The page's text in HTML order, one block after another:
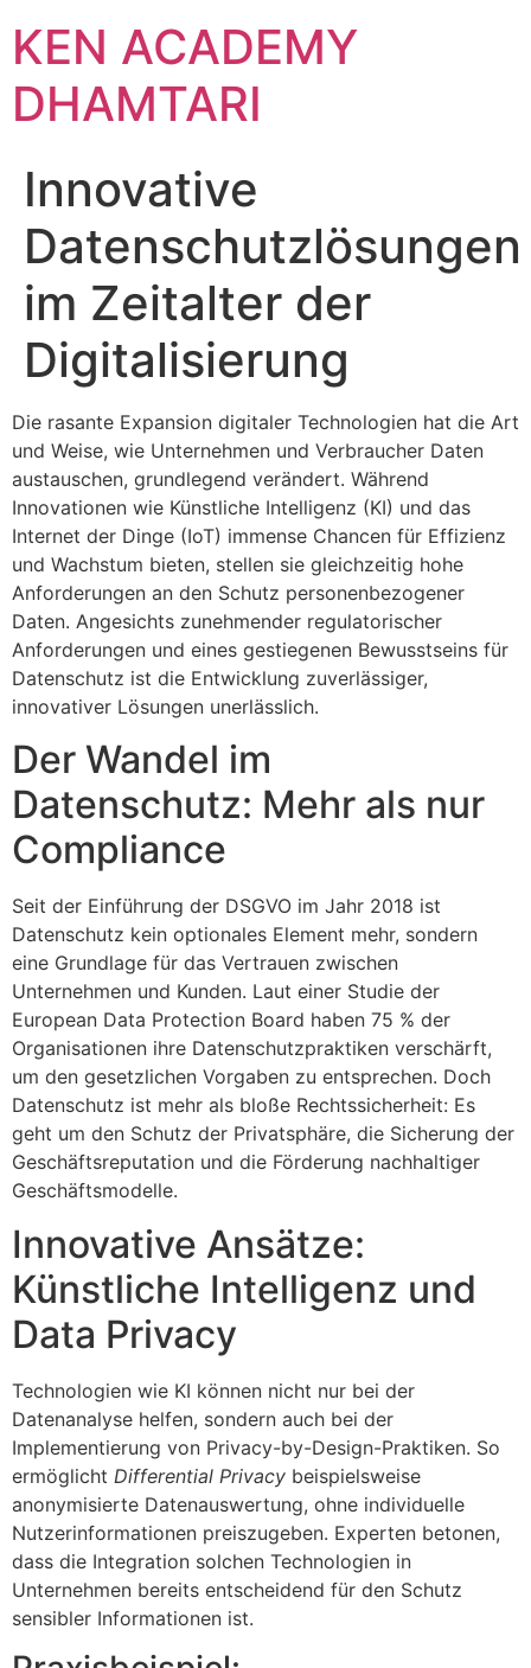
KEN ACADEMY
DHAMTARI
Innovative
Datenschutzlösungen
im Zeitalter der
Digitalisierung
Die rasante Expansion digitaler Technologien hat die Art
und Weise, wie Unternehmen und Verbraucher Daten
austauschen, grundlegend verändert. Während
Innovationen wie Künstliche Intelligenz (KI) und das
Internet der Dinge (IoT) immense Chancen für Effizienz
und Wachstum bieten, stellen sie gleichzeitig hohe
Anforderungen an den Schutz personenbezogener
Daten. Angesichts zunehmender regulatorischer
Anforderungen und eines gestiegenen Bewusstseins für
Datenschutz ist die Entwicklung zuverlässiger,
innovativer Lösungen unerlässlich.
Der Wandel im
Datenschutz: Mehr als nur
Compliance
Seit der Einführung der DSGVO im Jahr 2018 ist
Datenschutz kein optionales Element mehr, sondern
eine Grundlage für das Vertrauen zwischen
Unternehmen und Kunden. Laut einer Studie der
European Data Protection Board haben 75 % der
Organisationen ihre Datenschutzpraktiken verschärft,
um den gesetzlichen Vorgaben zu entsprechen. Doch
Datenschutz ist mehr als bloße Rechtssicherheit: Es
geht um den Schutz der Privatsphäre, die Sicherung der
Geschäftsreputation und die Förderung nachhaltiger
Geschäftsmodelle.
Innovative Ansätze:
Künstliche Intelligenz und
Data Privacy
Technologien wie KI können nicht nur bei der
Datenanalyse helfen, sondern auch bei der
Implementierung von Privacy-by-Design-Praktiken. So
ermöglicht Differential Privacy beispielsweise
anonymisierte Datenauswertung, ohne individuelle
Nutzerinformationen preiszugeben. Experten betonen,
dass die Integration solchen Technologien in
Unternehmen bereits entscheidend für den Schutz
sensibler Informationen ist.